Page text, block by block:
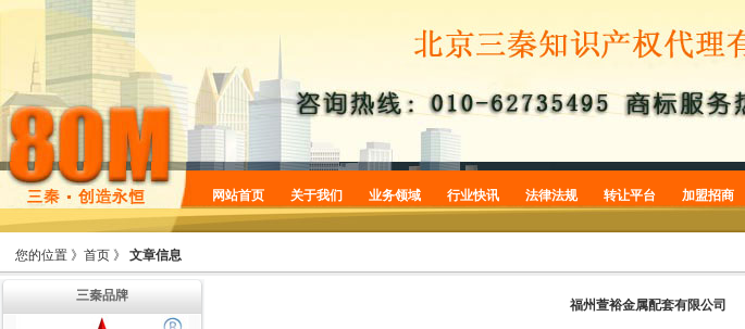
网站首页 关于我们
企业简介
业务领域
商标服务
行业快讯 法律法规
商标
转让平台
商标转让
加盟招商
加盟招商
您的位置 》 首页 》 文章信息
三秦品牌
福州萱裕金属配套有限公司